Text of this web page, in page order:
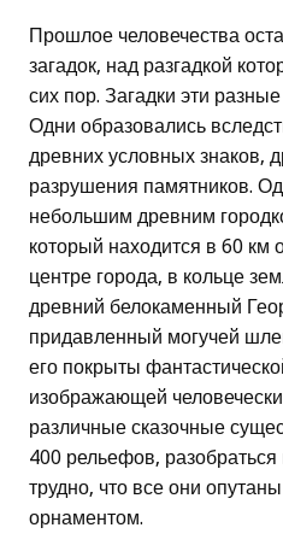
Прошлое человечества
загадок, над разгадкой
сих пор. Загадки эти
Одни образовались
древних условных знаков,
разрушения памятников.
небольшим древним
который находится в 60 км
центре города, в кольце
древний белокаменный
придавленный могучей
его покрыты
изображающей
различные сказочные
400 рельефов,
трудно, что все они
орнаментом.